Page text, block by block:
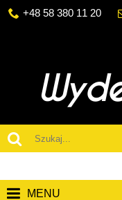
+48 58 380 11 20
MENU